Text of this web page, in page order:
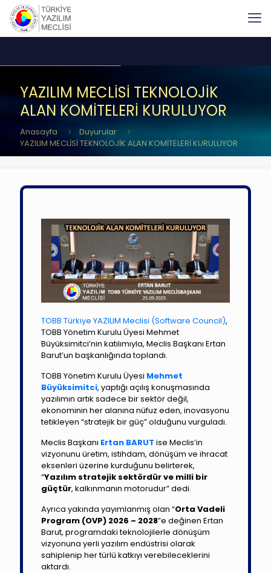
YAZILIM MECLİSİ TEKNOLOJİK
ALAN KOMİTELERİ KURULUYOR
Anasayfa
Duyurular
YAZILIM MECLİSİ TEKNOLOJİK ALAN KOMİTELERİ KURULUYOR
TOBB Türkiye YAZILIM Meclisi (Software Council),
TOBB Yönetim Kurulu Üyesi Mehmet
Büyüksimitci’nin katılımıyla, Meclis Başkanı Ertan
Barut’un başkanlığında toplandı.
TOBB Yönetim Kurulu Üyesi Mehmet
Büyüksimitci, yaptığı açılış konuşmasında
yazılımın artık sadece bir sektör değil,
ekonominin her alanına nüfuz eden, inovasyonu
tetikleyen “stratejik bir güç” olduğunu vurguladı.
Meclis Başkanı Ertan BARUT ise Meclis’in
vizyonunu üretim, istihdam, dönüşüm ve ihracat
eksenleri üzerine kurduğunu belirterek,
“Yazılım stratejik sektördür ve milli bir
güçtür, kalkınmanın motorudur” dedi.
Ayrıca yakında yayımlanmış olan “Orta Vadeli
Program (OVP) 2026 – 2028”e değinen Ertan
Barut, programdaki teknolojilerle dönüşüm
vizyonuna yerli yazılım endüstrisi olarak
sahiplenip her türlü katkıyı verebileceklerini
aktardı.